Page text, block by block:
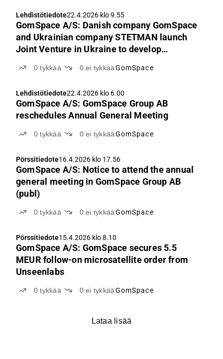
Lehdistötiedote22.4.2026 klo 9.55
GomSpace A/S: Danish company GomSpace
and Ukrainian company STETMAN launch
Joint Venture in Ukraine to develop
capabilities
0tykkää 0ei tykkääGomSpace
Lehdistötiedote22.4.2026 klo 6.00
GomSpace A/S: GomSpace Group AB
reschedules Annual General Meeting
0tykkää 0ei tykkääGomSpace
Pörssitiedote16.4.2026 klo 17.56
GomSpace A/S: Notice to attend the annual
general meeting in GomSpace Group AB
(publ)
0tykkää 0ei tykkääGomSpace
Pörssitiedote15.4.2026 klo 8.10
GomSpace A/S: GomSpace secures 5.5
MEUR follow-on microsatellite order from
Unseenlabs
0tykkää 0ei tykkääGomSpace
Lataa lisää